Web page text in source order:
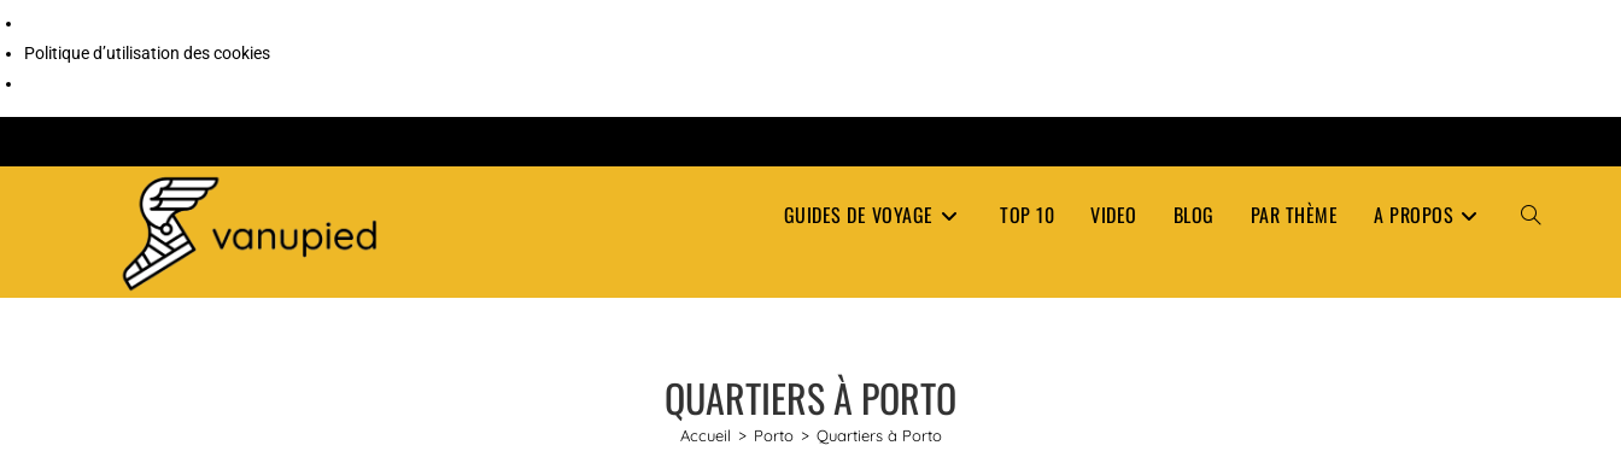
Politique d’utilisation des cookies
GUIDES DE VOYAGE TOP 10 VIDEO BLOG PAR THÈME A PROPOS TOGGLE
QUARTIERS À PORTO
Accueil > Porto > Quartiers à Porto